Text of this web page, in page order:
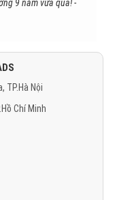
9 năm vừa qua! -
TP.Hà Nội
Chí Minh